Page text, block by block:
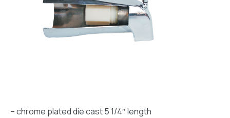
– chrome plated die cast 5 1/4″ length